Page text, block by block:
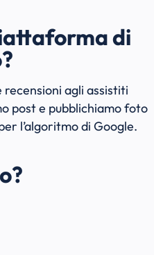
di
agli assistiti
post e pubblichiamo foto
l’algoritmo di Google.